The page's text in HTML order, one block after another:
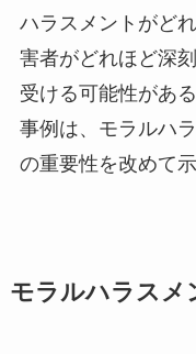
ハラスメントがど
害者がどれほど深
受ける可能性があ
事例は、モラルハ
の重要性を改めて
モラルハラスメ